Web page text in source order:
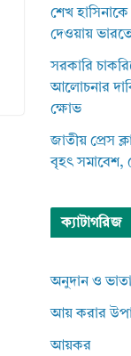
শেখ
দেওয়ায়
সরকারি
আলোচনার
ক্ষোভ
জাতীয় প্রেস
বৃহৎ সমাবেশ,
ক্যাটাগরিজ
অনুদান ও ভাতা
আয় করার
আয়কর